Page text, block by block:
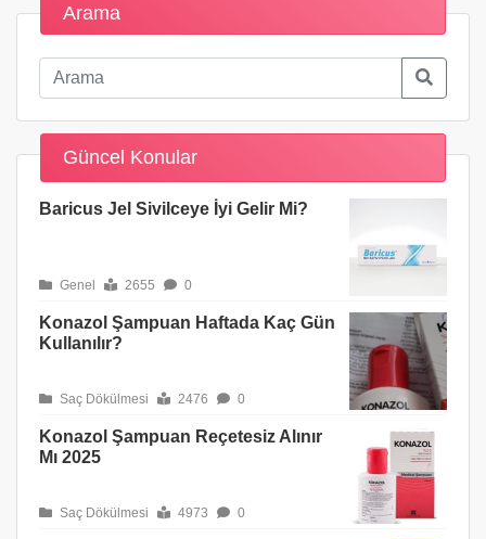
Arama
Güncel Konular
Baricus Jel Sivilceye İyi Gelir Mi?
Genel 2655 0
Konazol Şampuan Haftada Kaç Gün
Kullanılır?
Saç Dökülmesi 2476 0
Konazol Şampuan Reçetesiz Alınır
Mı 2025
Saç Dökülmesi 4973 0